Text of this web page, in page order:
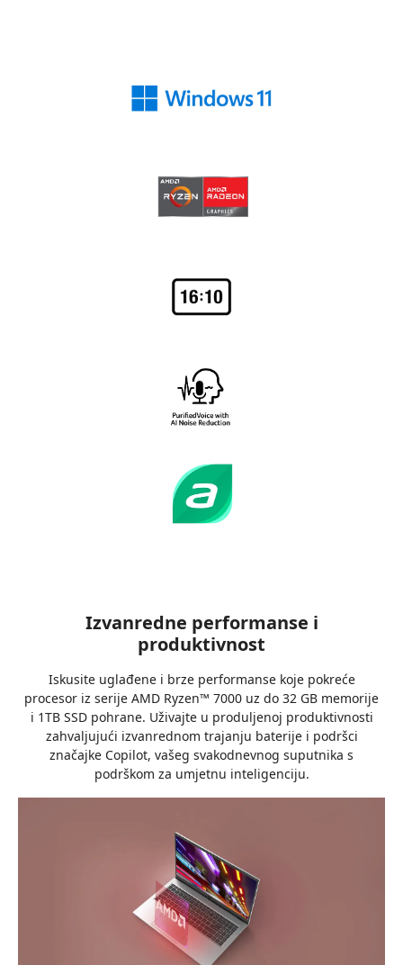
stereo zvučnicima koji osiguravaju jasan zvuk i
glas tijekom sastanaka ili nastave na daljinu.
DUGOTRAJNA AUTONOMIJA I PRAKTIČNOST
cijeli radni dan. U kombinaciji s učinkovitim 65-
vatnim napajanjem i optimiziranim radom
procesora, uređaj osigurava dugotrajan rad
ZA SVAKODNEVNU PRODUKTIVNOST I
Acer Aspire Go 15 NX.J7XEX.01N idealan je izbor
uredske zadatke, internetsku komunikaciju i
svakodnevnu upotrebu. Uz kombinaciju
snažnog Ryzen procesora, brze memorije i
velikog SSD-a, ovaj uređaj pruža stabilnost i
jednostavan i učinkovit rad svaki dan.
Izvanredne performanse i
produktivnost
Iskusite uglađene i brze performanse koje pokreće
procesor iz serije AMD Ryzen™ 7000 uz do 32 GB memorije
i 1TB SSD pohrane. Uživajte u produljenoj produktivnosti
zahvaljujući izvanrednom trajanju baterije i podršci
značajke Copilot, vašeg svakodnevnog suputnika s
podrškom za umjetnu inteligenciju.